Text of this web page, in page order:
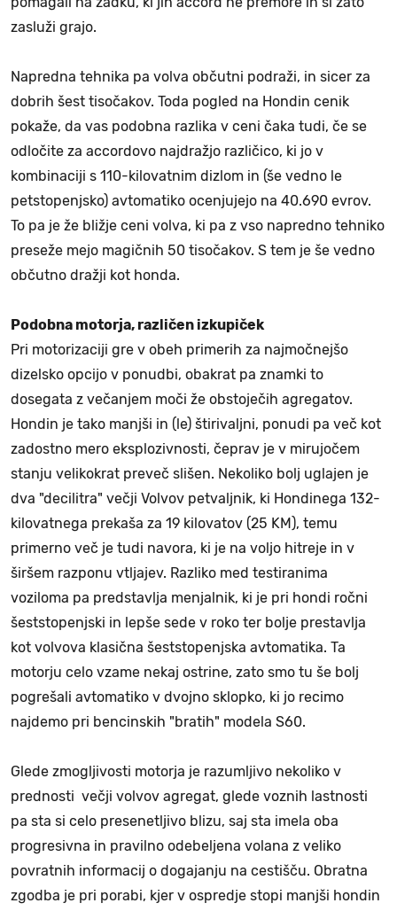
zasluži grajo.
Napredna tehnika pa volva občutni podraži, in sicer za
dobrih šest tisočakov. Toda pogled na Hondin cenik
pokaže, da vas podobna razlika v ceni čaka tudi, če se
odločite za accordovo najdražjo različico, ki jo v
kombinaciji s 110-kilovatnim dizlom in (še vedno le
petstopenjsko) avtomatiko ocenjujejo na 40.690 evrov.
To pa je že bližje ceni volva, ki pa z vso napredno tehniko
preseže mejo magičnih 50 tisočakov. S tem je še vedno
občutno dražji kot honda.
Podobna motorja, različen izkupiček
Pri motorizaciji gre v obeh primerih za najmočnejšo
dizelsko opcijo v ponudbi, obakrat pa znamki to
dosegata z večanjem moči že obstoječih agregatov.
Hondin je tako manjši in (le) štirivaljni, ponudi pa več kot
zadostno mero eksplozivnosti, čeprav je v mirujočem
stanju velikokrat preveč slišen. Nekoliko bolj uglajen je
dva "decilitra" večji Volvov petvaljnik, ki Hondinega 132-
kilovatnega prekaša za 19 kilovatov (25 KM), temu
primerno več je tudi navora, ki je na voljo hitreje in v
širšem razponu vtljajev. Razliko med testiranima
voziloma pa predstavlja menjalnik, ki je pri hondi ročni
šeststopenjski in lepše sede v roko ter bolje prestavlja
kot volvova klasična šeststopenjska avtomatika. Ta
motorju celo vzame nekaj ostrine, zato smo tu še bolj
pogrešali avtomatiko v dvojno sklopko, ki jo recimo
najdemo pri bencinskih "bratih" modela S60.
Glede zmogljivosti motorja je razumljivo nekoliko v
prednosti večji volvov agregat, glede voznih lastnosti
pa sta si celo presenetljivo blizu, saj sta imela oba
progresivna in pravilno odebeljena volana z veliko
povratnih informacij o dogajanju na cestišču. Obratna
zgodba je pri porabi, kjer v ospredje stopi manjši hondin